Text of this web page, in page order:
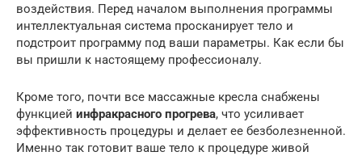
воздействия. Перед началом выполнения программы
интеллектуальная система просканирует тело и
подстроит программу под ваши параметры. Как если бы
вы пришли к настоящему профессионалу.
Кроме того, почти все массажные кресла снабжены
функцией инфракрасного прогрева, что усиливает
эффективность процедуры и делает ее безболезненной.
Именно так готовит ваше тело к процедуре живой